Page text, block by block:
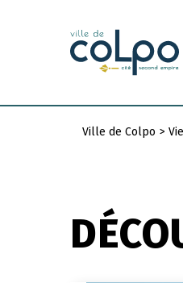
Ville de Colpo >